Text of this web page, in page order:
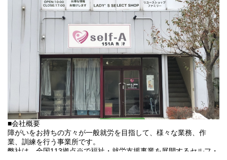
基本的に食事や入浴、排泄のような介助・介護の作業はありませ
未経験の方でもご安心ください！
■会社概要
障がいをお持ちの方々が一般就労を目指して、様々な業務、作
業、訓練を行う事業所です。
弊社は、全国113拠点※で福祉・就労支援事業を展開するセルフ・